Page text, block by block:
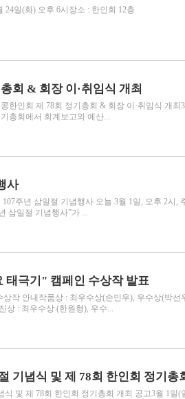
일(화) 오후 6시장소 : 한인회 12층
회 & 회장 이·취임식 개최
인회 제 78회 정기총회 & 회장 이·취임식 개최3
총회에서 회계보고와 예산...
사
주년 삼일절 기념행사 오늘 3월 1일, 오후 2시,
삼일절 기념행사”가 ...
태극기" 캠페인 수상작 발표
작 안내작품상 : 최우수상(손민우), 우수상(박선
상 : 최우수상 (한원형), 우수...
식 및 제 78회 한인회 정기총회 개최 공고3월 1일(